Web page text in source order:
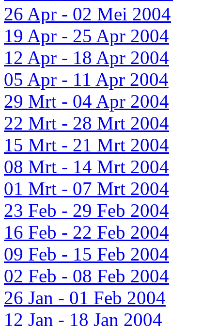
26 Apr - 02 Mei 2004
19 Apr - 25 Apr 2004
12 Apr - 18 Apr 2004
05 Apr - 11 Apr 2004
29 Mrt - 04 Apr 2004
22 Mrt - 28 Mrt 2004
15 Mrt - 21 Mrt 2004
08 Mrt - 14 Mrt 2004
01 Mrt - 07 Mrt 2004
23 Feb - 29 Feb 2004
16 Feb - 22 Feb 2004
09 Feb - 15 Feb 2004
02 Feb - 08 Feb 2004
26 Jan - 01 Feb 2004
12 Jan - 18 Jan 2004